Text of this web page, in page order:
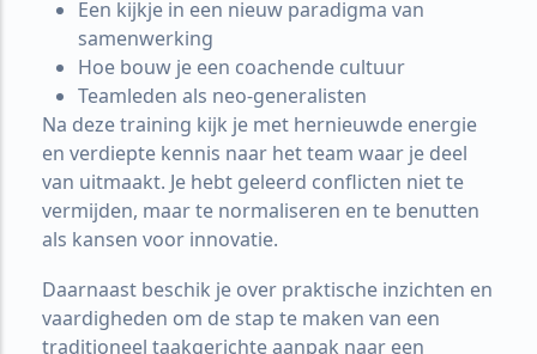
Een kijkje in een nieuw paradigma van
samenwerking
Hoe bouw je een coachende cultuur
Teamleden als neo-generalisten
Na deze training kijk je met hernieuwde energie
en verdiepte kennis naar het team waar je deel
van uitmaakt. Je hebt geleerd conflicten niet te
vermijden, maar te normaliseren en te benutten
als kansen voor innovatie.
Daarnaast beschik je over praktische inzichten en
vaardigheden om de stap te maken van een
traditioneel taakgerichte aanpak naar een